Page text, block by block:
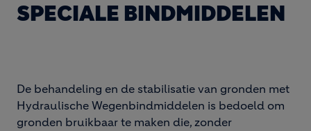
SPECIALE BINDMIDDELEN
De behandeling en de stabilisatie van gronden met
Hydraulische Wegenbindmiddelen is bedoeld om
gronden bruikbaar te maken die, zonder